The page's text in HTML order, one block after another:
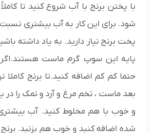
با پختن برنج با آب شروع کنید تا
شود. برای این کار به آب بیشتری
پخت برنج نیاز دارید. به یاد داشته
پایه این سوپ گرم ماست
حتما کم کم اضافه کنید.تا برنج کاملا
بعد ماست ، تخم مرغ و آرد و نمک را در
و خوب با هم مخلوط کنید. آب
شده اضافه کنید و خوب هم بزنید. برنج